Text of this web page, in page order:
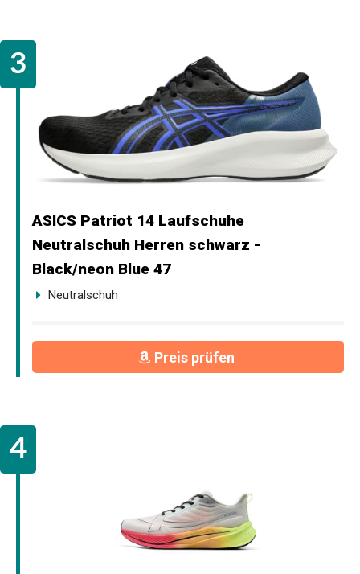
ASICS Patriot 14 Laufschuhe
Neutralschuh Herren schwarz -
Black/neon Blue 47
Neutralschuh
Preis prüfen